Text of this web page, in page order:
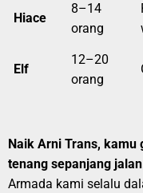
Hiace
8–14
orang
Elf
12–20
orang
Naik Arni Trans,
tenang sepanjang
Armada kami selalu